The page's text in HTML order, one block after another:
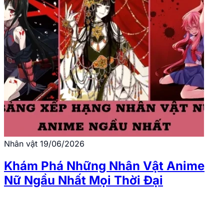
Nhân vật 19/06/2026
Khám Phá Những Nhân Vật Anime
Nữ Ngầu Nhất Mọi Thời Đại